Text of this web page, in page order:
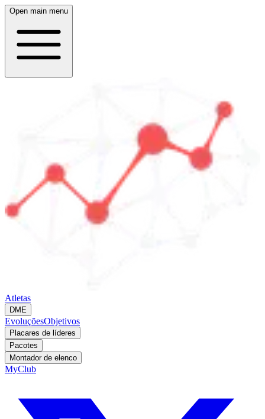
Open main menu
Atletas
DME
EvoluçõesObjetivos
Placares de líderes
Pacotes
Montador de elenco
MyClub